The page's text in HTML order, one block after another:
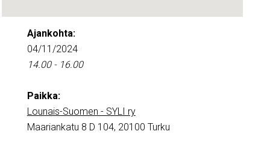
Ajankohta:
04/11/2024
14.00 - 16.00
Paikka:
Lounais-Suomen - SYLI ry
Maariankatu 8 D 104, 20100 Turku